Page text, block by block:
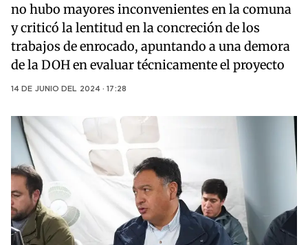
no hubo mayores inconvenientes en la comuna
y criticó la lentitud en la concreción de los
trabajos de enrocado, apuntando a una demora
de la DOH en evaluar técnicamente el proyecto
14 DE JUNIO DEL 2024 · 17:28